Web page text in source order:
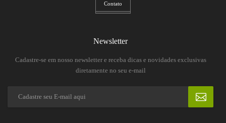
Contato
Newsletter
Cadastre-se em nosso newsletter e receba dicas e novidades exclusivas
diretamente no seu e-mail